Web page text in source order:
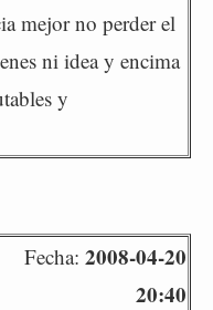
mejor no perder el
ni idea y encima
y
Fecha: 2008-04-20
20:40